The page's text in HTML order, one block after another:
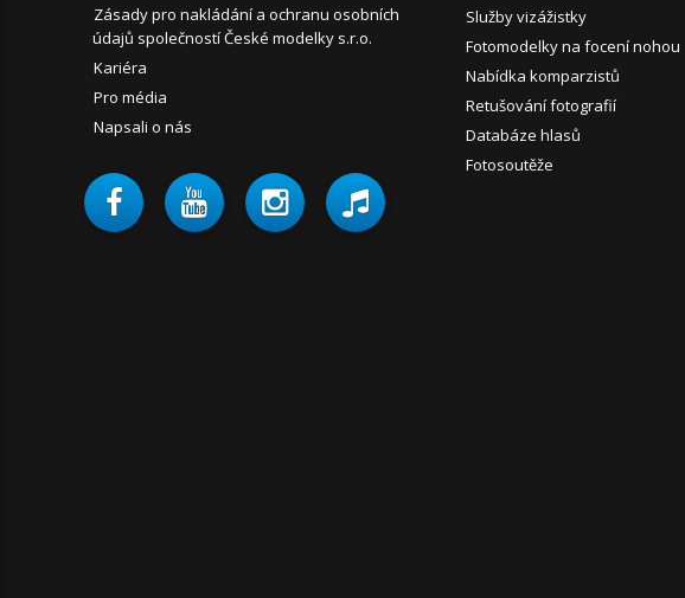
Zásady pro nakládání a ochranu osobních
údajů společností České modelky s.r.o.
Kariéra
Pro média
Napsali o nás
Služby vizážistky
Fotomodelky na focení nohou
Nabídka komparzistů
Retušování fotografií
Databáze hlasů
Fotosoutěže